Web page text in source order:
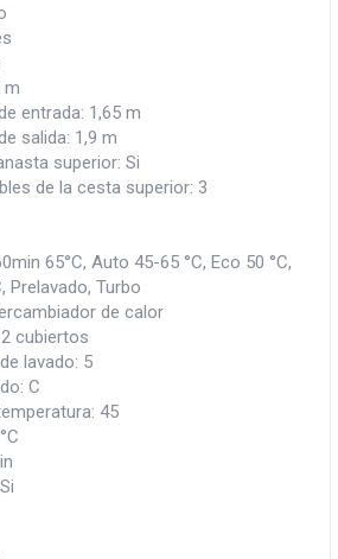
m
entrada: 1,65 m
salida: 1,9 m
superior: Si
de la cesta superior: 3
65°C, Auto 45-65 °C, Eco 50 °C,
Prelavado, Turbo
de calor
cubiertos
lavado: 5
C
45